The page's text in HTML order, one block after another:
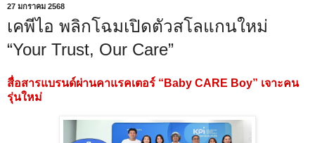
27 มกราคม 2568
เคพีไอ พลิกโฉมเปิดตัวสโลแกนใหม่
“Your Trust, Our Care”
สื่อสารแบรนด์ผ่านคาแรคเตอร์ “Baby CARE Boy” เจาะคน
รุ่นใหม่